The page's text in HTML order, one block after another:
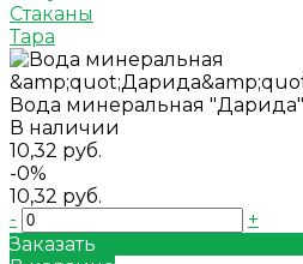
Стаканы
Тара
Вода минеральная "Дарида"
В наличии
10,32 руб.
-0%
10,32 руб.
-
+
Заказать